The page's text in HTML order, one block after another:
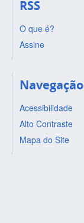
RSS
O que é?
Assine
Navegação
Acessibilidade
Alto Contraste
Mapa do Site